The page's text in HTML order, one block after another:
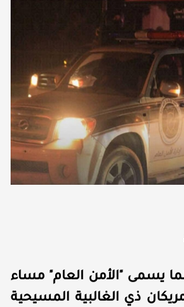
يسمى "الأمن العام" مساء
ذي الغالبية المسيحية